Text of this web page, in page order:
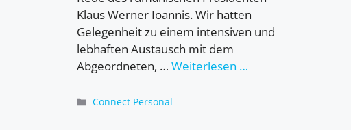
Klaus Werner Ioannis. Wir hatten
Gelegenheit zu einem intensiven und
lebhaften Austausch mit dem
Abgeordneten, … Weiterlesen …
Kategorien
Connect Personal